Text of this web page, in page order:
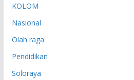
KOLOM
Nasional
Olah raga
Pendidikan
Soloraya